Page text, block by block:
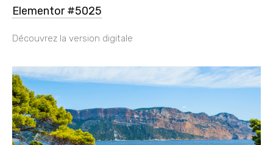
Elementor #5025
Découvrez la version digitale